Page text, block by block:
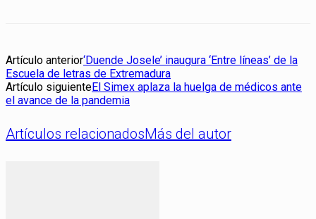
Artículo anterior‘Duende Josele’ inaugura ‘Entre líneas’ de la
Escuela de letras de Extremadura
Artículo siguienteEl Simex aplaza la huelga de médicos ante
el avance de la pandemia
Artículos relacionadosMás del autor